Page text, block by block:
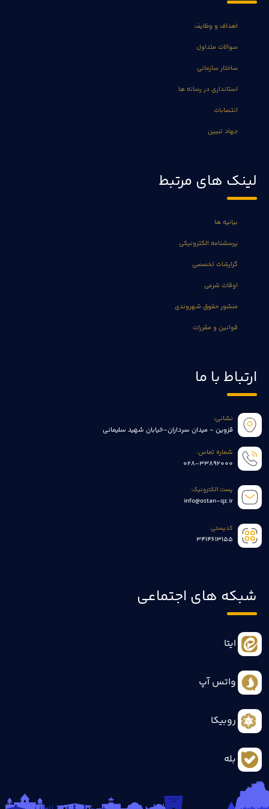
اهداف و وظایف
سوالات متداول
ساختار سازمانی
استانداری در رسانه ها
انتصابات
جهاد تبیین
لینک های مرتبط
بیانیه ها
پرسشنامه الکترونیکی
گزارشات تخصصی
اوقات شرعی
منشور حقوق شهروندی
قوانین و مقررات
ارتباط با ما
نشانی:
قزوین - میدان سرداران-خیابان شهید سلیمانی
شماره تماس:
028-33892000
پست الکترونیک:
info@ostan-qz.ir
کدپستی:
3414613155
شبکه های اجتماعی
ایتا
واتس آپ
روبیکا
بله